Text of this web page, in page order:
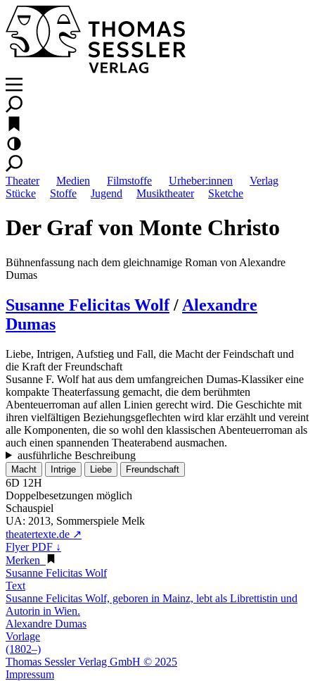
Theater Medien Filmstoffe Urheber:innen
Verlag
Stücke
Stoffe Jugend Musiktheater Sketche
Der Graf von Monte Christo
Bühnenfassung nach dem gleichnamige Roman von Alexandre
Dumas
Susanne Felicitas Wolf/ Alexandre
Dumas
Liebe, Intrigen, Aufstieg und Fall, die Macht der Feindschaft und
die Kraft der Freundschaft
Susanne F. Wolf hat aus dem umfangreichen Dumas-Klassiker eine
kompakte Theaterfassung gemacht, die dem berühmten
Abenteuerroman auf allen Linien gerecht wird. Die Geschichte mit
ihren vielfältigen Beziehungsgeflechten wird klar erzählt und vereint
alle Komponenten, die so wohl den klassischen Abenteuerroman als
auch einen spannenden Theaterabend ausmachen.
ausführliche Beschreibung
Macht Intrige Liebe Freundschaft
6D 12H
Doppelbesetzungen möglich
Schauspiel
UA: 2013, Sommerspiele Melk
theatertexte.de ↗
Flyer PDF ↓
Merken
Susanne Felicitas Wolf
Text
Susanne Felicitas Wolf, geboren in Mainz, lebt als Librettistin und
Autorin in Wien.
Alexandre Dumas
Vorlage
(1802–)
Thomas Sessler Verlag GmbH © 2025
Impressum